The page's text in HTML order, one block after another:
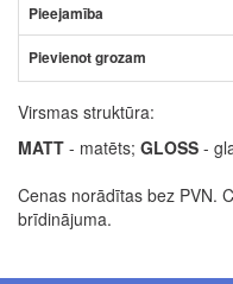
Virsmas struktūra:
MATT - matēts; GLOSS -
Cenas norādītas bez PVN.
brīdinājuma.